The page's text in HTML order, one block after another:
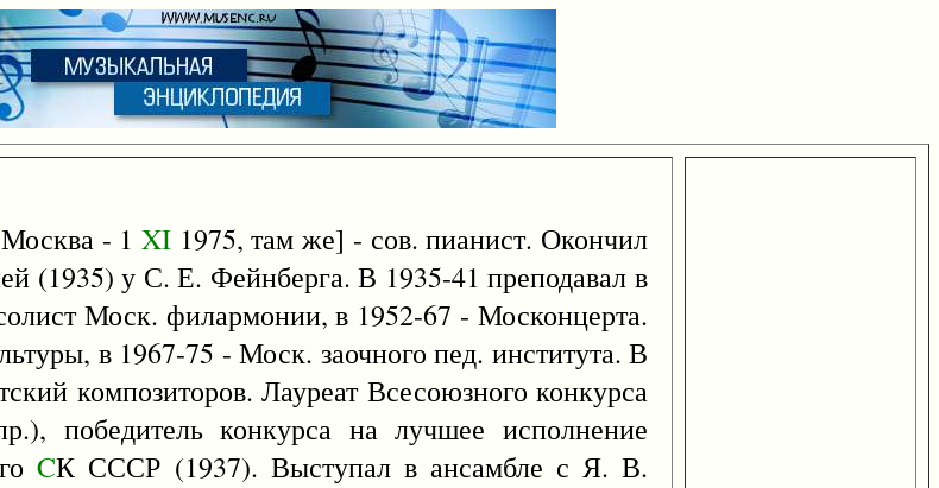
- 1XI 1975, там же] - сов. пианист. Окончил
(1935) у С. Е. Фейнберга. В 1935-41 преподавал в
Моск. филармонии, в 1952-67 - Москонцерта.
в 1967-75 - Моск. заочного пед. института. В
композиторов. Лауреат Всесоюзного конкурса
победитель конкурса на лучшее исполнение
CК СССР (1937). Выступал в ансамбле с Я. В.